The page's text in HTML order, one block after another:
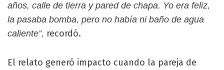
años, calle de tierra y pared de chapa. Yo era feliz,
la pasaba bomba, pero no había ni baño de agua
caliente”, recordó.
El relato generó impacto cuando la pareja de